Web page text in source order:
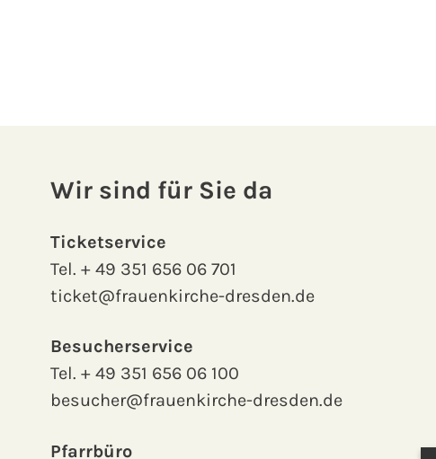
Wir sind für Sie da
Ticketservice
Tel.+ 49 351 656 06 701
ticket@frauenkirche-dresden.de
Besucherservice
Tel.+ 49 351 656 06 100
besucher@frauenkirche-dresden.de
Pfarrbüro